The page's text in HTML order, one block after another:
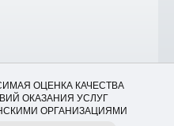
ОЦЕНКА КАЧЕСТВА
ОКАЗАНИЯ УСЛУГ
ОРГАНИЗАЦИЯМИ